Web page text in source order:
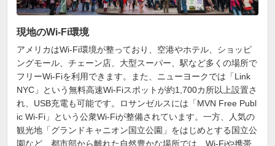
現地のWi-Fi環境
アメリカはWi-Fi環境が整っており、空港やホテル、ショッピ
ングモール、チェーン店、大型スーパー、駅など多くの場所で
フリーWi-Fiを利用できます。また、ニューヨークでは「Link
NYC」という無料高速Wi-Fiスポットが約1,700カ所以上設置さ
れ、USB充電も可能です。ロサンゼルスには「MVN Free Publ
ic Wi-Fi」という公衆Wi-Fiが整備されています。一方、人気の
観光地「グランドキャニオン国立公園」をはじめとする国立公
園など、都市部から離れた自然豊かな場所では、Wi-Fiや携帯